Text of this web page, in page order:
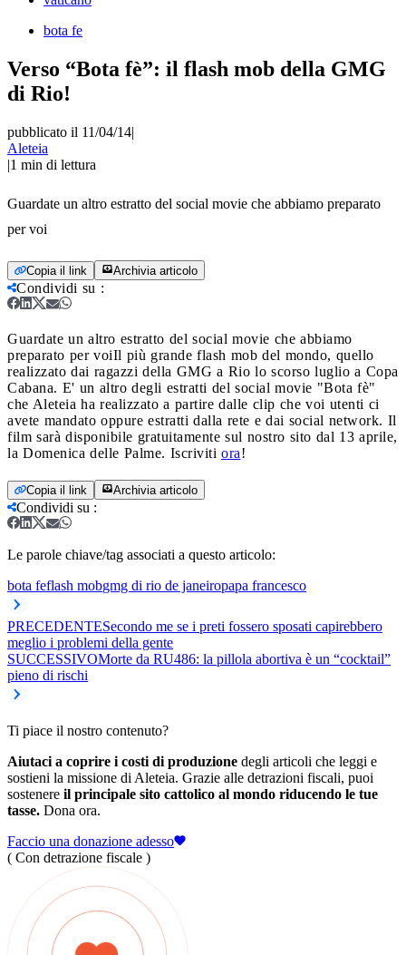
bota fe
Verso “Bota fè”: il flash mob della GMG
di Rio!
pubblicato il 11/04/14|
Aleteia
|1 min di lettura
Guardate un altro estratto del social movie che abbiamo preparato
per voi
Copia il link Archivia articolo
Condividi su :
Guardate un altro estratto del social movie che abbiamo
preparato per voiIl più grande flash mob del mondo, quello
realizzato dai ragazzi della GMG a Rio lo scorso luglio a Copa
Cabana. E' un altro degli estratti del social movie "Bota fè"
che Aleteia ha realizzato a partire dalle clip che voi utenti ci
avete mandato oppure estratti dalla rete e dai social network. Il
film sarà disponibile gratuitamente sul nostro sito dal 13 aprile,
la Domenica delle Palme. Iscriviti ora!
Copia il link Archivia articolo
Condividi su :
Le parole chiave/tag associati a questo articolo:
bota feflash mobgmg di rio de janeiropapa francesco
PRECEDENTESecondo me se i preti fossero sposati capirebbero
meglio i problemi della gente
SUCCESSIVOMorte da RU486: la pillola abortiva è un “cocktail”
pieno di rischi
Ti piace il nostro contenuto?
Aiutaci a coprire i costi di produzione degli articoli che leggi e
sostieni la missione di Aleteia. Grazie alle detrazioni fiscali, puoi
sostenere il principale sito cattolico al mondo riducendo le tue
tasse. Dona ora.
Faccio una donazione adesso
( Con detrazione fiscale )